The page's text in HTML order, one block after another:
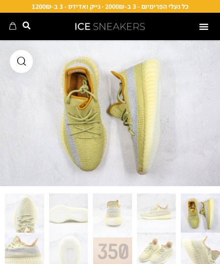
כל נעלי הפרימיום - 3 ב-2000₪ · נייק ואדידס - 3 ב-1200₪